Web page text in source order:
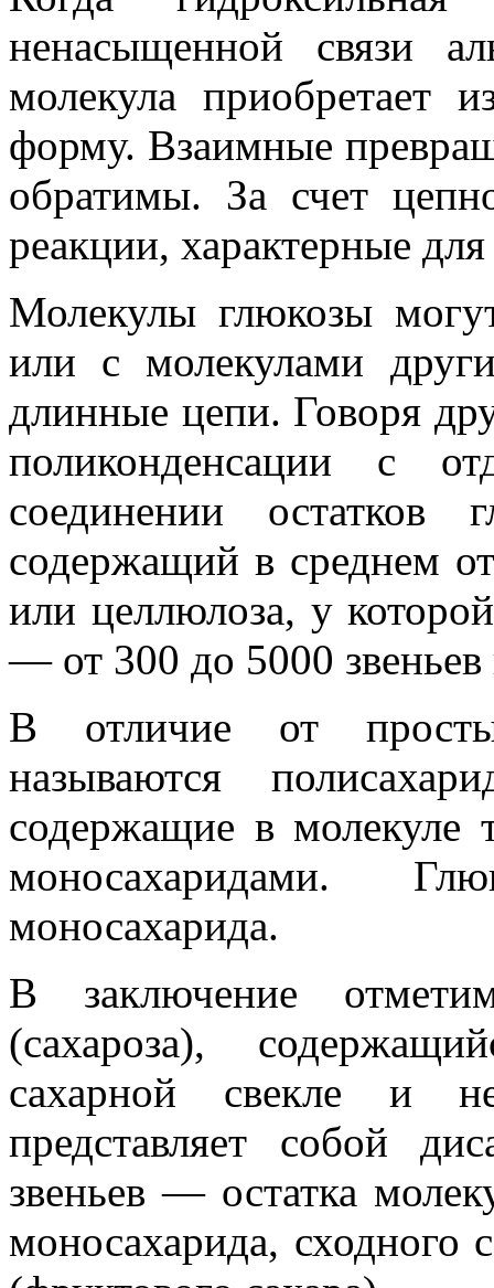
ненасыщенной связи
молекула приобретает
форму. Взаимные
обратимы. За счет
реакции, характерные
Молекулы глюкозы
или с молекулами
длинные цепи. Говоря
поликонденсации с
соединении остатков
содержащий в среднем
или целлюлоза, у
— от 300 до 5000
В отличие от
называются
содержащие в молекуле
моносахаридами.
моносахарида.
В заключение
(сахароза),
сахарной свекле и
представляет собой
звеньев — остатка
моносахарида,